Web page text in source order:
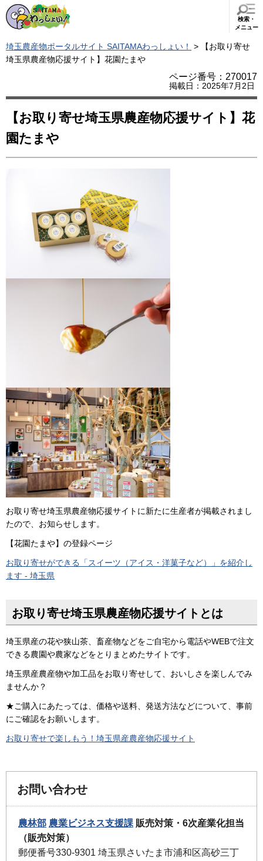
検索・
メニュー
埼玉農産物ポータルサイト SAITAMAわっしょい！
> 【お取り寄せ
埼玉県農産物応援サイト】花園たまや
ページ番号：270017
掲載日：2025年7月2日
【お取り寄せ埼玉県農産物応援サイト】花
園たまや
お取り寄せ埼玉県農産物応援サイトに新たに生産者が掲載されまし
たので、お知らせします。
【花園たまや】の登録ページ
お取り寄せができる「スイーツ（アイス・洋菓子など）」を紹介し
ます - 埼玉県
お取り寄せ埼玉県農産物応援サイトとは
埼玉県産の花や狭山茶、畜産物などをご自宅から電話やWEBで注文
できる農園や農家などをとりまとめたサイトです。
埼玉県産農産物や加工品をお取り寄せして、おいしさを楽しんでみ
ませんか？
★ご購入にあたっては、価格や送料、発送方法などについて、事前
にご確認をお願いします。
お取り寄せで楽しもう！埼玉県産農産物応援サイト
お問い合わせ
農林部 農業ビジネス支援課 販売対策・6次産業化担当
（販売対策）
郵便番号330-9301 埼玉県さいたま市浦和区高砂三丁